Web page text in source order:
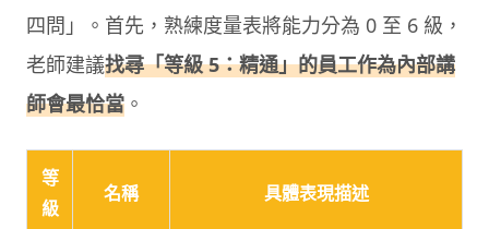
四問」。首先，熟練度量表將能力分為 0 至 6 級，
老師建議找尋「等級 5：精通」的員工作為內部講
師會最恰當 。
等
級
名稱 具體表現描述